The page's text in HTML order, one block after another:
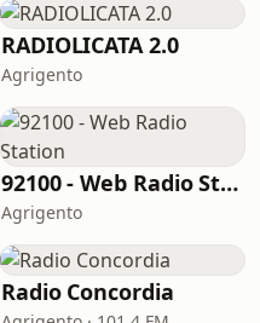
RADIOLICATA 2.0
Agrigento
92100 - Web Radio Station
Agrigento
Radio Concordia